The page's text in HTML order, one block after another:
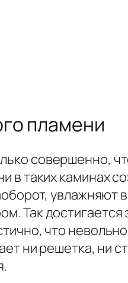
пламени
совершенно,
таких каминах
увлажняют
Так
что
ни решетка, ни